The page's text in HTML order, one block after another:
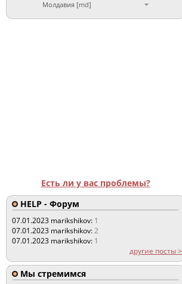
Молдавия [md]
Есть ли у вас проблемы?
HELP - Форум
07.01.2023 marikshikov: 1
07.01.2023 marikshikov:2
07.01.2023 marikshikov: 1
другие посты >
Мы стремимся